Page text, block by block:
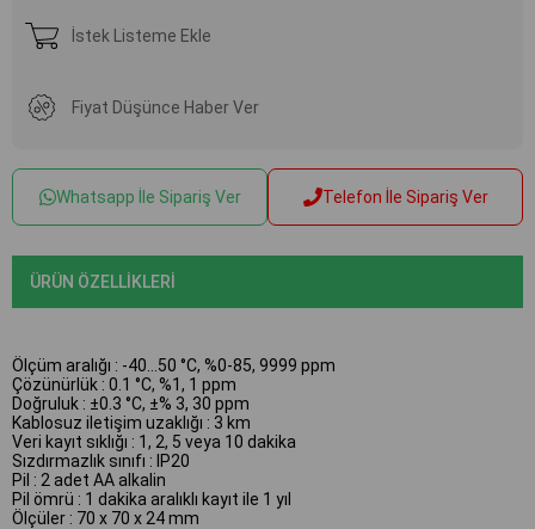
İstek Listeme Ekle
Fiyat Düşünce Haber Ver
Whatsapp İle Sipariş Ver Telefon İle Sipariş Ver
ÜRÜN ÖZELLIKLERI
Ölçüm aralığı : -40...50 °C, %0-85, 9999 ppm
Çözünürlük : 0.1 °C, %1, 1 ppm
Doğruluk : ±0.3 °C, ±% 3, 30 ppm
Kablosuz iletişim uzaklığı : 3 km
Veri kayıt sıklığı : 1, 2, 5 veya 10 dakika
Sızdırmazlık sınıfı : IP20
Pil : 2 adet AA alkalin
Pil ömrü : 1 dakika aralıklı kayıt ile 1 yıl
Ölçüler : 70 x 70 x 24 mm